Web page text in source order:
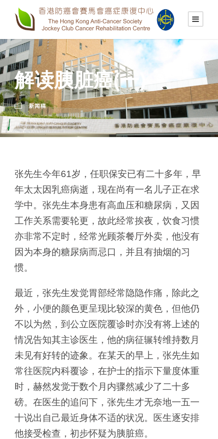
解读胰脏癌(一)
新闻稿
张先生今年61岁，任职保安已有二十多年，早
年太太因乳癌病逝，现在尚有一名儿子正在求
学中。张先生本身患有高血压和糖尿病，又因
工作关系需要轮更，故此经常挨夜，饮食习惯
亦非常不定时，经常光顾茶餐厅外卖，他没有
因为本身的糖尿病而忌口，并且有抽烟的习
惯。
最近，张先生发觉胃部经常隐隐作痛，除此之
外，小便的颜色更呈现比较深的黄色，但他仍
不以为然，到公立医院覆诊时亦没有将上述的
情况告知其主诊医生，他的病征辗转维持数月
未见有好转的迹象。在某天的早上，张先生如
常往医院内科覆诊，在护士的指示下量度体重
时，赫然发觉于数个月内骤然减少了二十多
磅。在医生的追问下，张先生才无奈地一五一
十说出自己最近身体不适的状况。医生逐安排
他接受检查，初步怀疑为胰脏癌。